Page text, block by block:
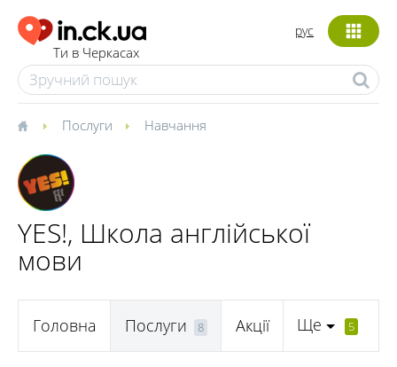
Ти в Черкасах
рус
Послуги Навчання
YES!, Школа англійської
мови
Головна Послуги 8 Акції Ще 5